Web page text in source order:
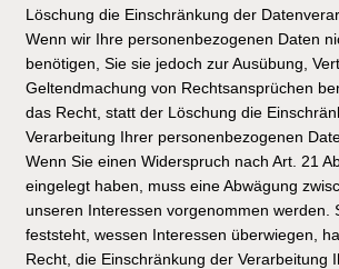
Löschung die Einschränkung der
Wenn wir Ihre personenbezogenen Daten
benötigen, Sie sie jedoch zur Ausübung,
Geltendmachung von Rechtsansprüchen
das Recht, statt der Löschung die
Verarbeitung Ihrer personenbezogenen
Wenn Sie einen Widerspruch nach Art. 21
eingelegt haben, muss eine Abwägung
unseren Interessen vorgenommen werden.
feststeht, wessen Interessen überwiegen,
Recht, die Einschränkung der Verarbeitung